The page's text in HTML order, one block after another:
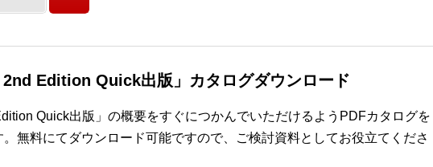
2nd Edition Quick出版」カタログダウンロード
Quick出版」の概要をすぐにつかんでいただけるようPDFカタログを
。無料にてダウンロード可能ですので、ご検討資料としてお役立てくださ